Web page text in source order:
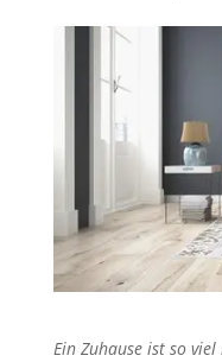
Ein Zuhause ist so